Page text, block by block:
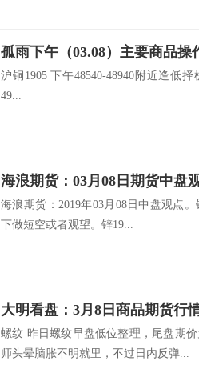
孤雨下午（03.08）主要商品操
沪铜1905 下午48540-48940附近逢低
49...
海浪期货：03月08日期货中盘
海浪期货：2019年03月08日中盘观点
下做短空或者观望。锌19...
大明看盘：3月8日商品期货行
螺纹 昨日螺纹早盘低位整理，尾盘期
师头晕脑胀不明就里，不过日内反弹...